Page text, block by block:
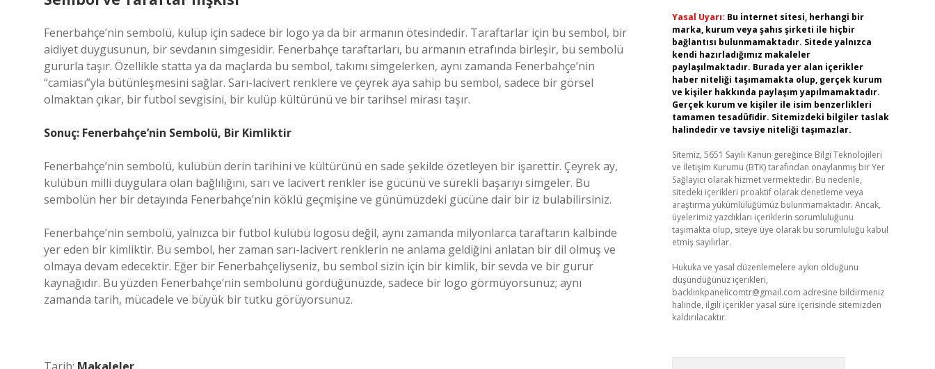
Fenerbahçe’nin sembolü, kulüp için sadece bir logo ya da bir armanın ötesindedir. Taraftarlar için bu sembol, bir
aidiyet duygusunun, bir sevdanın simgesidir. Fenerbahçe taraftarları, bu armanın etrafında birleşir, bu sembolü
gururla taşır. Özellikle statta ya da maçlarda bu sembol, takımı simgelerken, aynı zamanda Fenerbahçe’nin
“camiası”yla bütünleşmesini sağlar. Sarı-lacivert renklere ve çeyrek aya sahip bu sembol, sadece bir görsel
olmaktan çıkar, bir futbol sevgisini, bir kulüp kültürünü ve bir tarihsel mirası taşır.
Sonuç: Fenerbahçe’nin Sembolü, Bir Kimliktir
Fenerbahçe’nin sembolü, kulübün derin tarihini ve kültürünü en sade şekilde özetleyen bir işarettir. Çeyrek ay,
kulübün milli duygulara olan bağlılığını, sarı ve lacivert renkler ise gücünü ve sürekli başarıyı simgeler. Bu
sembolün her bir detayında Fenerbahçe’nin köklü geçmişine ve günümüzdeki gücüne dair bir iz bulabilirsiniz.
Fenerbahçe’nin sembolü, yalnızca bir futbol kulübü logosu değil, aynı zamanda milyonlarca taraftarın kalbinde
yer eden bir kimliktir. Bu sembol, her zaman sarı-lacivert renklerin ne anlama geldiğini anlatan bir dil olmuş ve
olmaya devam edecektir. Eğer bir Fenerbahçeliyseniz, bu sembol sizin için bir kimlik, bir sevda ve bir gurur
kaynağıdır. Bu yüzden Fenerbahçe’nin sembolünü gördüğünüzde, sadece bir logo görmüyorsunuz; aynı
zamanda tarih, mücadele ve büyük bir tutku görüyorsunuz.
Yasal Uyarı: Bu internet sitesi, herhangi bir
marka, kurum veya şahıs şirketi ile hiçbir
bağlantısı bulunmamaktadır. Sitede yalnızca
kendi hazırladığımız makaleler
paylaşılmaktadır. Burada yer alan içerikler
haber niteliği taşımamakta olup, gerçek kurum
ve kişiler hakkında paylaşım yapılmamaktadır.
Gerçek kurum ve kişiler ile isim benzerlikleri
tamamen tesadüfidir. Sitemizdeki bilgiler taslak
halindedir ve tavsiye niteliği taşımazlar.
Sitemiz, 5651 Sayılı Kanun gereğince Bilgi Teknolojileri
ve İletişim Kurumu (BTK) tarafından onaylanmış bir Yer
Sağlayıcı olarak hizmet vermektedir. Bu nedenle,
sitedeki içerikleri proaktif olarak denetleme veya
araştırma yükümlülüğümüz bulunmamaktadır. Ancak,
üyelerimiz yazdıkları içeriklerin sorumluluğunu
taşımakta olup, siteye üye olarak bu sorumluluğu kabul
etmiş sayılırlar.
Hukuka ve yasal düzenlemelere aykırı olduğunu
düşündüğünüz içerikleri,
backlinkpanelicomtr@gmail.com adresine bildirmeniz
halinde, ilgili içerikler yasal süre içerisinde sitemizden
kaldırılacaktır.